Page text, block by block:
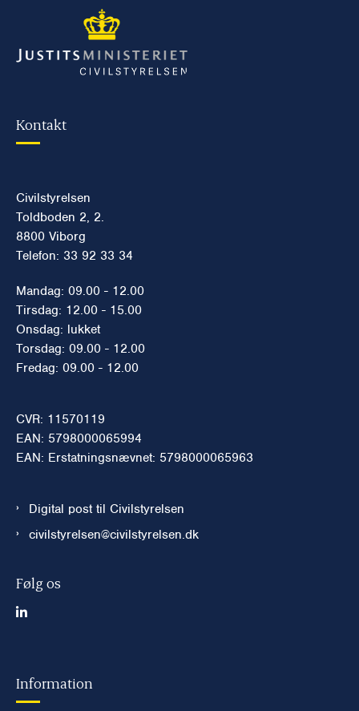
Kontakt
Civilstyrelsen
Toldboden 2, 2.
8800 Viborg
Telefon: 33 92 33 34
Mandag: 09.00 - 12.00
Tirsdag: 12.00 - 15.00
Onsdag: lukket
Torsdag: 09.00 - 12.00
Fredag: 09.00 - 12.00
CVR: 11570119
EAN: 5798000065994
EAN: Erstatningsnævnet: 5798000065963
Digital post til Civilstyrelsen
civilstyrelsen@civilstyrelsen.dk
Følg os
Information